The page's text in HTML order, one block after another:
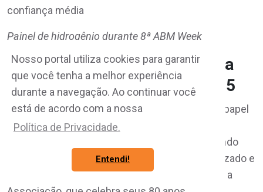
Nosso portal utiliza cookies para garantir
que você tenha a melhor experiência
durante a navegação. Ao continuar você
está de acordo com a nossa
Política de Privacidade.
Entendi!
Painel de hidrogênio durante 8ª ABM Week
Comemoração dos 80 anos da
ABM e expectativas para 2025
A 8ª ABM Week mais uma vez consolidou seu papel
como o principal ponto de encontro para
profissionais da indústria e academia, oferecendo
uma plataforma única para networking, aprendizado e
inovação, sobretudo em um ano marcante para a